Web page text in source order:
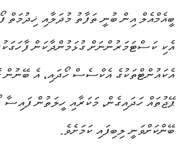
ބީއެމްއެލް އިން ބުނީ ތަފާތު މުދަލާއި ޚިދުމަތް
އެކި ކަސްޓަމަރުންނަށް ގުޅަމުންދާކަން
އެކައުންޓްތަކުގެ އެކްސެސް ހޯދައި، އެ ބޭނުން
ޕޭޖުތައް ހަދައިގެން، މަކަރާއި ހީލަތުން
ބޭންކަށްވަނީ ލިބިފައި ކަމަށެވެ.